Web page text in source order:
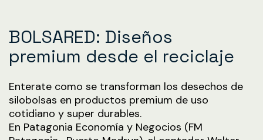
BOLSARED: Diseños
premium desde el reciclaje
Enterate como se transforman los desechos de
silobolsas en productos premium de uso
cotidiano y super durables.
En Patagonia Economía y Negocios (FM